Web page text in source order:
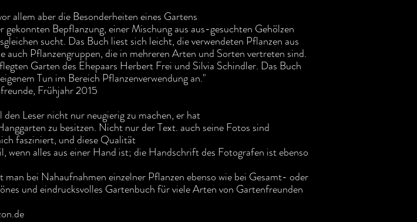
allem aber die Besonderheiten eines Gartens
Bepflanzung, einer Mischung aus aus-gesuchten Gehölzen
sucht. Das Buch liest sich leicht, die verwendeten Pflanzen aus
Pflanzengruppen, die in mehreren Arten und Sorten vertreten sind.
Garten des Ehepaars Herbert Frei und Silvia Schindler. Das Buch
Tun im Bereich Pflanzenverwendung an."
Frühjahr 2015
Leser nicht nur neugierig zu machen, er hat
zu besitzen. Nicht nur der Text. auch seine Fotos sind
fasziniert, und diese Qualität
alles aus einer Hand ist; die Handschrift des Fotografen ist ebenso
bei Nahaufnahmen einzelner Pflanzen ebenso wie bei Gesamt- oder
und eindrucksvolles Gartenbuch für viele Arten von Gartenfreunden